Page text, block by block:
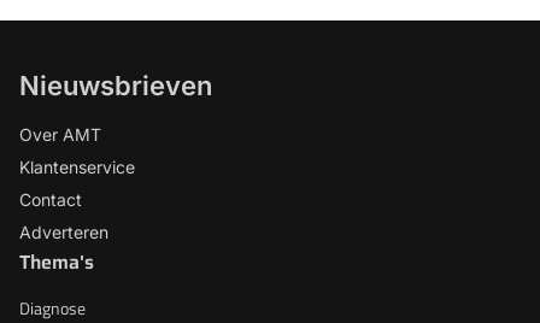
Nieuwsbrieven
Over AMT
Klantenservice
Contact
Adverteren
Thema's
Diagnose